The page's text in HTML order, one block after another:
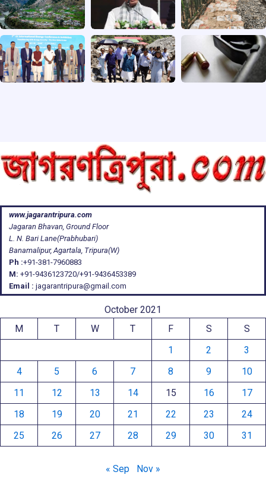
www.jagarantripura.com
Jagaran Bhavan, Ground Floor
L. N. Bari Lane(Prabhubari)
Banamalipur, Agartala, Tripura(W)
Ph :+91-381-7960883
M: +91-9436123720/+91-9436453389
Email : jagarantripura@gmail.com
October 2021
M
T W T F S
S
1
2
3
4
5 6 7 8 9
10
11
12 13 14 15 16
17
18
19 20 21 22 23
24
25
26 27 28 29 30 31
« Sep Nov »